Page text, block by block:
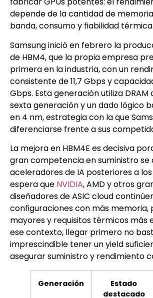
depende de la cantidad de
banda, consumo y fiabilidad térmica.
Samsung inició en febrero la
de HBM4, que la propia empresa
primera en la industria, con un
consistente de 11,7 Gbps y
Gbps. Esta generación utiliza DRAM
sexta generación y un dado lógico
en 4 nm, estrategia con la que
diferenciarse frente a sus
La mejora en HBM4E es decisiva
gran competencia en suministro se
aceleradores de IA posteriores a
espera que NVIDIA, AMD y otros
diseñadores de ASIC cloud
configuraciones con más memoria,
mayores y requisitos térmicos más
ese contexto, llegar primero no
imprescindible tener un yield
asegurar suministro y rendimiento
Generación
Estado
destacado